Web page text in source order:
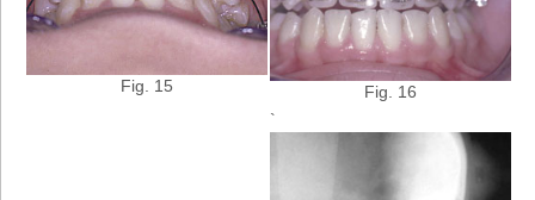
Fig. 15
Fig. 16
`